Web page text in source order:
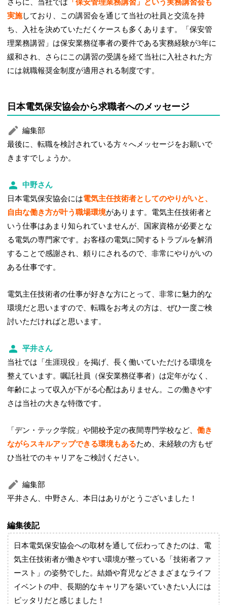
さらに、当社では 「保安管理業務講習」という実務講習会も
実施しており、この講習会を通じて当社の社員と交流を持
ち、入社を決めていただくケースも多くあります。「保安管
理業務講習」は保安業務従事者の要件である実務経験が3年に
緩和され、さらにこの講習の受講を経て当社に入社された方
には就職報奨金制度が適用される制度です。
日本電気保安協会から求職者へのメッセージ
編集部
最後に、転職を検討されている方々へメッセージをお願いで
きますでしょうか。
中野さん
日本電気保安協会には電気主任技術者としてのやりがいと、
自由な働き方が叶う職場環境があります。電気主任技術者と
いう仕事はあまり知られていませんが、国家資格が必要とな
る電気の専門家です。お客様の電気に関するトラブルを解消
することで感謝され、頼りにされるので、非常にやりがいの
ある仕事です。
電気主任技術者の仕事が好きな方にとって、非常に魅力的な
環境だと思いますので、転職をお考えの方は、ぜひ一度ご検
討いただければと思います。
平井さん
当社では「生涯現役」を掲げ、長く働いていただける環境を
整えています。嘱託社員（保安業務従事者）は定年がなく、
年齢によって収入が下がる心配はありません。この働きやす
さは当社の大きな特徴です。
「デン・テック学院」や開校予定の夜間専門学校など、働き
ながらスキルアップできる環境もあるため、未経験の方もぜ
ひ当社でのキャリアをご検討ください。
編集部
平井さん、中野さん、本日はありがとうございました！
編集後記
日本電気保安協会への取材を通して伝わってきたのは、電
気主任技術者が働きやすい環境が整っている「技術者ファ
ースト」の姿勢でした。結婚や育児などさまざまなライフ
イベントの中、長期的なキャリアを築いていきたい人には
ピッタリだと感じました！